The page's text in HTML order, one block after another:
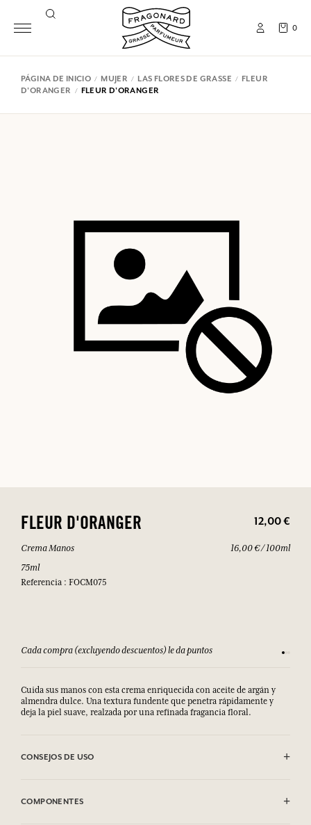
0
PÁGINA DE INICIO MUJER LAS FLORES DE GRASSE
FLEUR
D'ORANGER
FLEUR D'ORANGER
FLEUR D'ORANGER 12,00 €
Crema Manos
75ml
Referencia : FOCM075
16,00 € / 100ml
Consulta nuestros T&C
Cuida sus manos con esta crema enriquecida con aceite de argán y
almendra dulce. Una textura fundente que penetra rápidamente y
deja la piel suave, realzada por una refinada fragancia floral.
CONSEJOS DE USO
COMPONENTES